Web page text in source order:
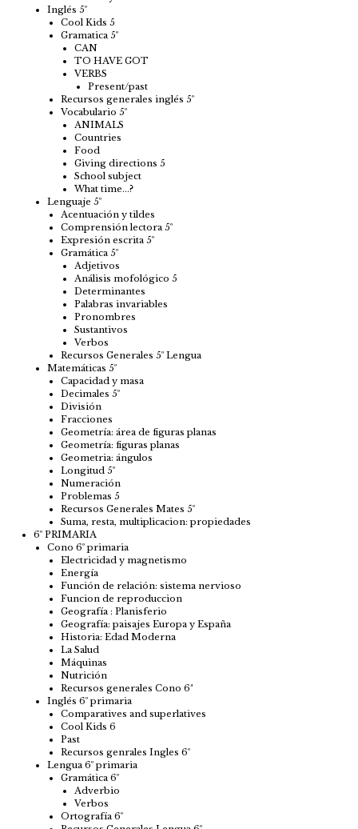
Inglés 5º
Cool Kids 5
Gramatica 5º
CAN
TO HAVE GOT
VERBS
Present/past
Recursos generales inglés 5º
Vocabulario 5º
ANIMALS
Countries
Food
Giving directions 5
School subject
What time…?
Lenguaje 5º
Acentuación y tildes
Comprensión lectora 5º
Expresión escrita 5º
Gramática 5º
Adjetivos
Análisis mofológico 5
Determinantes
Palabras invariables
Pronombres
Sustantivos
Verbos
Recursos Generales 5º Lengua
Matemáticas 5º
Capacidad y masa
Decimales 5º
División
Fracciones
Geometría: área de figuras planas
Geometría: figuras planas
Geometria: ángulos
Longitud 5º
Numeración
Problemas 5
Recursos Generales Mates 5º
Suma, resta, multiplicacion: propiedades
6º PRIMARIA
Cono 6º primaria
Electricidad y magnetismo
Energía
Función de relación: sistema nervioso
Funcion de reproduccion
Geografía : Planisferio
Geografía: paisajes Europa y España
Historia: Edad Moderna
La Salud
Máquinas
Nutrición
Recursos generales Cono 6ª
Inglés 6º primaria
Comparatives and superlatives
Cool Kids 6
Past
Recursos genrales Ingles 6º
Lengua 6º primaria
Gramática 6º
Adverbio
Verbos
Ortografía 6º